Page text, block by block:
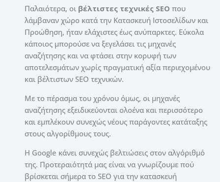
Παλαιότερα, οι βέλτιστες τεχνικές SEO που
λάμβαναν χώρο κατά την Κατασκευή Ιστοσελίδων και
Προώθηση, ήταν ελάχιστες έως ανύπαρκτες. Εύκολα
κάποιος μπορούσε να ξεγελάσει τις μηχανές
αναζήτησης και να φτάσει στην κορυφή των
αποτελεσμάτων χωρίς πραγματική αξία περιεχομένου
και βέλτιστων SEO τεχνικών.
Με το πέρασμα του χρόνου όμως, οι μηχανές
αναζήτησης εξειδικεύονται ολοένα και περισσότερο
και εμπλέκουν συνεχώς νέους παράγοντες κατάταξης
στους αλγορίθμους τους.
Η Google κάνει συνεχώς βελτιώσεις στον αλγόριθμό
της. Προτεραιότητά μας είναι να γνωρίζουμε πού
βρίσκεται σήμερα το SEO για την κατασκευή